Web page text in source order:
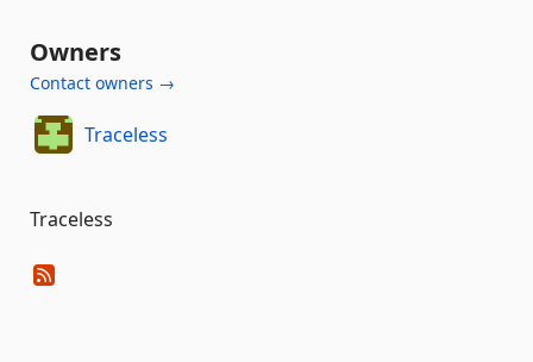
Owners
Contact owners →
Traceless
Traceless